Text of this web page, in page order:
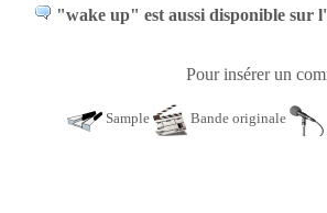
"wake up" est aussi disponible sur
Pour insérer un
Sample Bande originale